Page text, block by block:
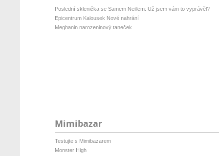
Poslední sklenička se Samem Neillem: Už jsem vám to vyprávěl?
Epicentrum Kalousek Nové nahrání
Meghanin narozeninový taneček
Mimibazar
Testujte s Mimibazarem
Monster High